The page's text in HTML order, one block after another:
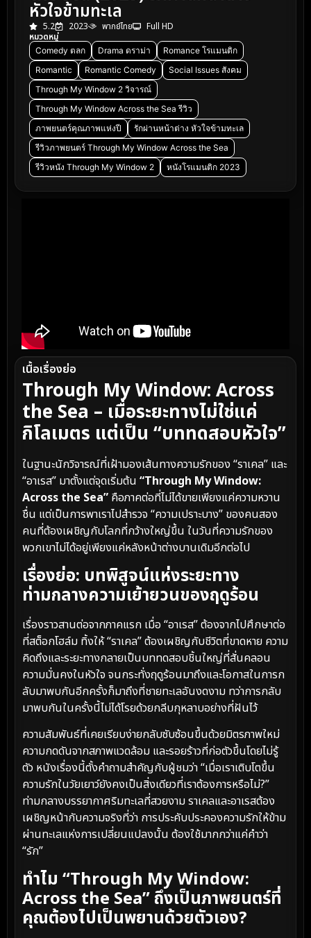
หัวใจข้ามทะเล
5.2 2023 พากย์ไทย
Full HD
หมวดหมู่
Comedy ตลก Drama ดราม่า
Romance โรแมนติก
Romantic
Romantic Comedy
Social Issues สังคม
Through My Window 2 วิจารณ์
Through My Window Across the Sea รีวิว
ภาพยนตร์คุณภาพแห่งปี
รักผ่านหน้าต่าง หัวใจข้ามทะเล
รีวิวภาพยนตร์ Through My Window Across the Sea
รีวิวหนัง Through My Window 2
หนังโรแมนติก 2023
เนื้อเรื่องย่อ
Through My Window: Across
the Sea – เมื่อระยะทางไม่ใช่แค่
กิโลเมตร แต่เป็น “บททดสอบหัวใจ”
ในฐานะนักวิจารณ์ที่เฝ้ามองเส้นทางความรักของ “ราเคล” และ
“อาเรส” มาตั้งแต่จุดเริ่มต้น “Through My Window:
Across the Sea” คือภาคต่อที่ไม่ได้ขายเพียงแค่ความหวาน
ชื่น แต่เป็นการพาเราไปสำรวจ “ความเปราะบาง” ของคนสอง
คนที่ต้องเผชิญกับโลกที่กว้างใหญ่ขึ้น ในวันที่ความรักของ
พวกเขาไม่ได้อยู่เพียงแค่หลังหน้าต่างบานเดิมอีกต่อไป
เรื่องย่อ: บทพิสูจน์แห่งระยะทาง
ท่ามกลางความเย้ายวนของฤดูร้อน
เรื่องราวสานต่อจากภาคแรก เมื่อ “อาเรส” ต้องจากไปศึกษาต่อ
ที่สต็อกโฮล์ม ทิ้งให้ “ราเคล” ต้องเผชิญกับชีวิตที่ขาดหาย ความ
คิดถึงและระยะทางกลายเป็นบททดสอบชิ้นใหญ่ที่สั่นคลอน
ความมั่นคงในหัวใจ จนกระทั่งฤดูร้อนมาถึงและโอกาสในการก
ลับมาพบกันอีกครั้งก็มาถึงที่ชายทะเลอันงดงาม ทว่าการกลับ
มาพบกันในครั้งนี้ไม่ได้โรยด้วยกลีบกุหลาบอย่างที่ฝันไว้
ความสัมพันธ์ที่เคยเรียบง่ายกลับซับซ้อนขึ้นด้วยมิตรภาพใหม่
ความกดดันจากสภาพแวดล้อม และรอยร้าวที่ก่อตัวขึ้นโดยไม่รู้
ตัว หนังเรื่องนี้ตั้งคำถามสำคัญกับผู้ชมว่า “เมื่อเราเติบโตขึ้น
ความรักในวัยเยาว์ยังคงเป็นสิ่งเดียวที่เราต้องการหรือไม่?”
ท่ามกลางบรรยากาศริมทะเลที่สวยงาม ราเคลและอาเรสต้อง
เผชิญหน้ากับความจริงที่ว่า การประคับประคองความรักให้ข้าม
ผ่านทะเลแห่งการเปลี่ยนแปลงนั้น ต้องใช้มากกว่าแค่คำว่า
“รัก”
ทำไม “Through My Window:
Across the Sea” ถึงเป็นภาพยนตร์ที่
คุณต้องไปเป็นพยานด้วยตัวเอง?